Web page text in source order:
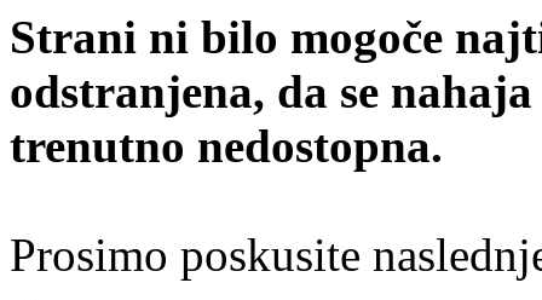
Strani ni bilo mogoče
odstranjena, da se
trenutno nedostopna.
Prosimo poskusite